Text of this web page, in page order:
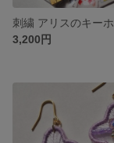
刺繍 アリスのキー
3,200円